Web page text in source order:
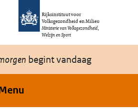
gaan
Rijksinstituut voor
Volksgezondheid en Milieu
Ministerie van Volksgezondheid,
Welzijn en Sport
begint vandaag